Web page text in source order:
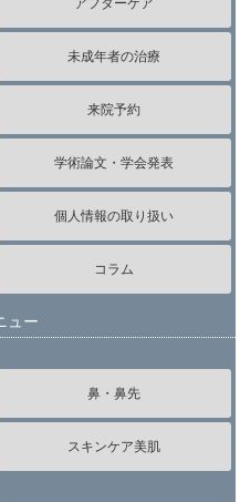
アフターケア
未成年者の治療
来院予約
学術論文・学会発表
個人情報の取り扱い
コラム
ュー
鼻・鼻先
スキンケア美肌